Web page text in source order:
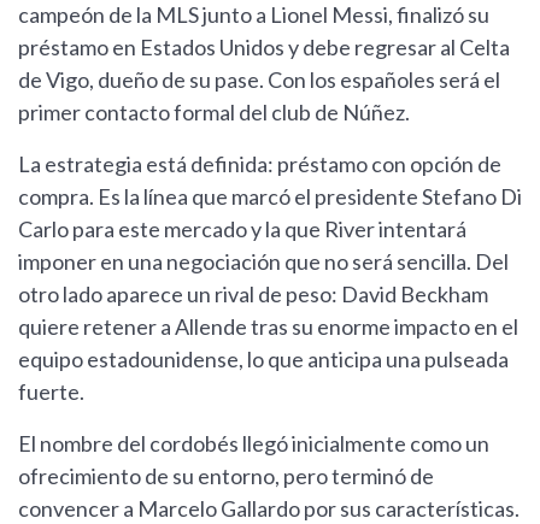
campeón de la MLS junto a Lionel Messi, finalizó su
préstamo en Estados Unidos y debe regresar al Celta
de Vigo, dueño de su pase. Con los españoles será el
primer contacto formal del club de Núñez.
La estrategia está definida: préstamo con opción de
compra. Es la línea que marcó el presidente Stefano Di
Carlo para este mercado y la que River intentará
imponer en una negociación que no será sencilla. Del
otro lado aparece un rival de peso: David Beckham
quiere retener a Allende tras su enorme impacto en el
equipo estadounidense, lo que anticipa una pulseada
fuerte.
El nombre del cordobés llegó inicialmente como un
ofrecimiento de su entorno, pero terminó de
convencer a Marcelo Gallardo por sus características.